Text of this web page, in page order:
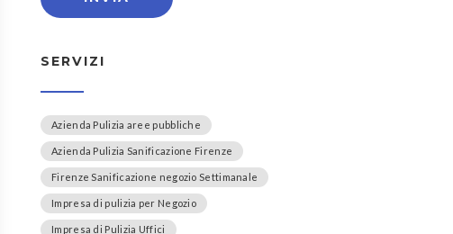
SERVIZI
Azienda Pulizia aree pubbliche
Azienda Pulizia Sanificazione Firenze
Firenze Sanificazione negozio Settimanale
Impresa di pulizia per Negozio
Impresa di Pulizia Uffici